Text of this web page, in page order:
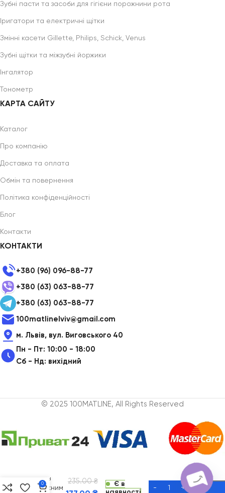
Зубні пасти та засоби для гігієни порожнини рота
Іригатори та електричні щітки
Змінні касети Gillette, Philips, Schick, Venus
Зубні щітки та міжзубні йоржики
Інгалятор
Тонометр
КАРТА САЙТУ
Каталог
Про компанію
Доставка та оплата
Обмін та повернення
Політика конфіденційності
Блог
Контакти
КОНТАКТИ
+380 (96) 096-88-77
+380 (63) 063-88-77
+380 (63) 063-88-77
100matlinelviv@gmail.com
м. Львів, вул. Виговського 40
Пн - Пт: 10:00 - 18:00
Сб - Нд: вихідний
© 2025 100MATLINE, All Rights Reserved
Зубна
Kids з
освіжним
235.00₴
Є в
0